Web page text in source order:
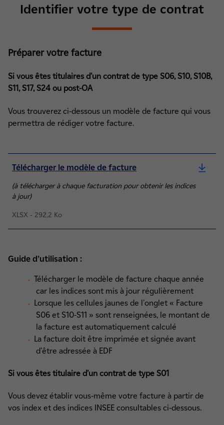
Identifier votre type de contrat
Préparer votre facture
Si vous êtes titulaires d’un contrat de type S06, S10, S10B,
S11, S17, S24 ou post-OA
Vous trouverez ci-dessous un modèle de facture qui vous
permettra de rédiger votre facture.
Télécharger le modèle de facture
(à télécharger à chaque facturation pour obtenir les indices
à jour)
XLSX - 292,2 Ko
Guide d’utilisation :
Télécharger le modèle de facture chaque année
car les indices sont mis à jour régulièrement
Lorsque les cellules jaunes de l'onglet « Facture
S06 et S10-S11 » sont renseignées, le montant de
la facture est automatiquement calculé
La facture doit être imprimée et signée avant
d'être adressée à EDF
Si vous êtes titulaire d’un contrat de type S01
Vous devez établir vous-même votre facture à partir de
vos index et des indices INSEE consultables ci-dessous.